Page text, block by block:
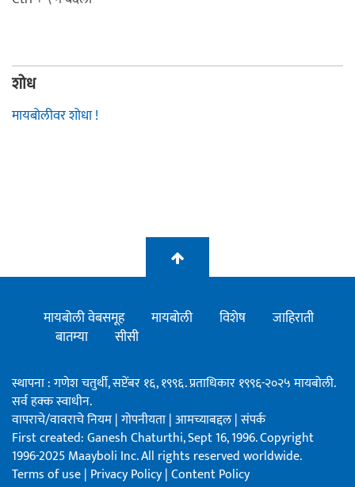
शोध
मायबोलीवर शोधा !
मायबोली वेबसमूह मायबोली विशेष
जाहिराती
बातम्या
सीसी
स्थापना : गणेश चतुर्थी, सप्टेंबर १६, १९९६. प्रताधिकार १९९६-२०२५ मायबोली.
सर्व हक्क स्वाधीन.
वापराचे/वावराचे नियम|गोपनीयता|आमच्याबद्दल|संपर्क
First created: Ganesh Chaturthi, Sept 16, 1996. Copyright
1996-2025 Maayboli Inc. All rights reserved worldwide.
Terms of use| Privacy Policy|Content Policy